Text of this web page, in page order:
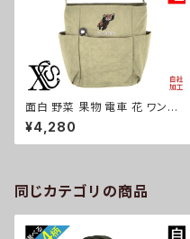
面白 野菜 果物 電車 花 ワンポ
イント 刺繍 ナイロン ミニショル
ダーバッグ レディース メンズ フ
ァスナー 軽量 雑貨 グッズ 自社
¥4,280
同じカテゴリの商品